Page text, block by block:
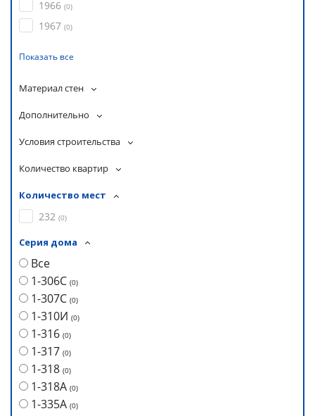
1966 (0)
1967 (0)
Показать все
Материал стен
Дополнительно
Условия строительства
Количество квартир
Количество мест
232 (0)
Серия дома
Все
1-306С (0)
1-307С (0)
1-310И (0)
1-316 (0)
1-317 (0)
1-318 (0)
1-318А (0)
1-335А (0)